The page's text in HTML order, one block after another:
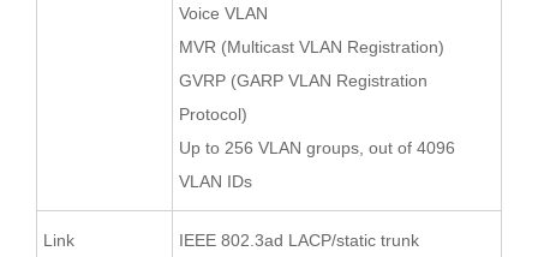
Voice VLAN
MVR (Multicast VLAN Registration)
GVRP (GARP VLAN Registration
Protocol)
Up to 256 VLAN groups, out of 4096
VLAN IDs
Link
IEEE 802.3ad LACP/static trunk